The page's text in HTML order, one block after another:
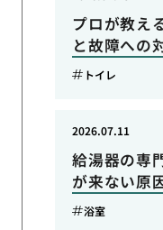
プロが教え
と故障への
トイレ
給湯器の専
が来ない原
2026.07.11
浴室